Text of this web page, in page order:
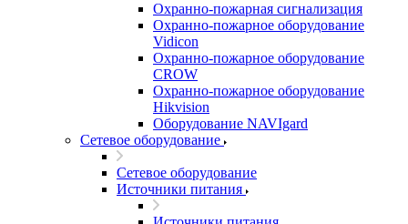
Охранно-пожарная сигнализация
Охранно-пожарное оборудование
Vidicon
Охранно-пожарное оборудование
CROW
Охранно-пожарное оборудование
Hikvision
Оборудование NAVIgard
Сетевое оборудование
Сетевое оборудование
Источники питания